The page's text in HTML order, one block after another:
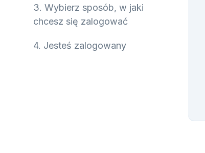
3. Wybierz sposób, w jaki
chcesz się zalogować
4. Jesteś zalogowany